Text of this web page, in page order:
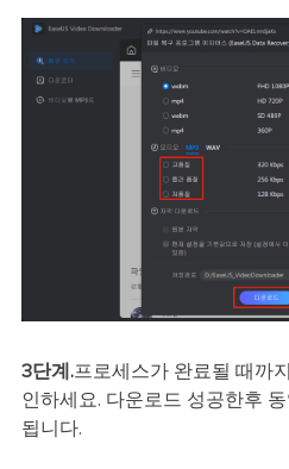
3단계.프로세스가 완료될 때까
인하세요. 다운로드 성공한후
됩니다.